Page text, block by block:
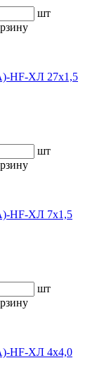
шт
HF-ХЛ 27х1,5
шт
HF-ХЛ 7х1,5
шт
HF-ХЛ 4х4,0